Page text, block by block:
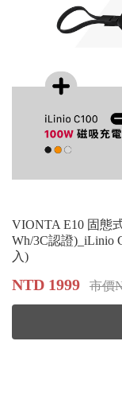
VIONTA E10 固態
Wh/3C認證)_iLinio
入)
NTD 1999 市價